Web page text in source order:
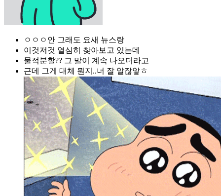
ㅇㅇㅇ안 그래도 요새 뉴스랑
이것저것 열심히 찾아보고 있는데
물적분할?? 그 말이 계속 나오더라고
근데 그게 대체 뭔지..너 잘 알잖앟ㅎ